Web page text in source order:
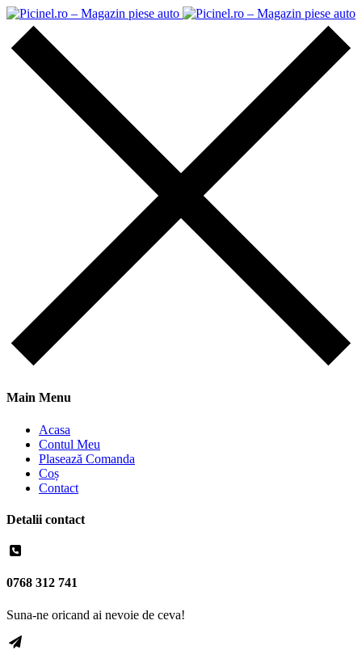
Main Menu
Acasa
Contul Meu
Plasează Comanda
Coș
Contact
Detalii contact
0768 312 741
Suna-ne oricand ai nevoie de ceva!